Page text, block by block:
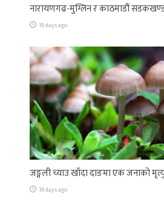
नारायणगढ-मुग्लिन र काठमाडौं
19 days ago
जङ्गली च्याउ खाँदा दाङमा एक जनाको
19 days ago